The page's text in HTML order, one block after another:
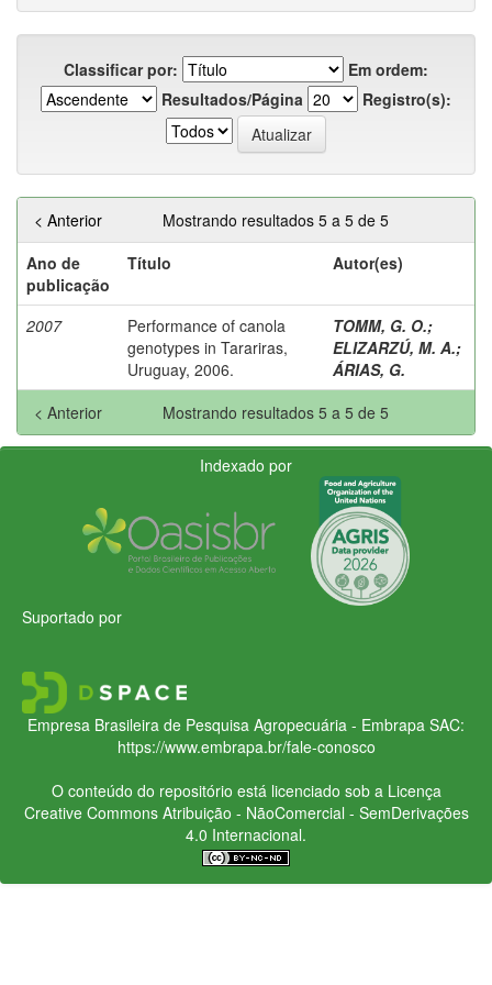
Classificar por:
Em ordem:
Resultados/Página
Registro(s):
Mostrando resultados 5 a 5 de 5
< Anterior
Ano de
publicação
Título Autor(es)
2007
Performance of canola
genotypes in Tarariras,
Uruguay, 2006.
TOMM, G. O.;
ELIZARZÚ, M. A.;
ÁRIAS, G.
Mostrando resultados 5 a 5 de 5
< Anterior
Indexado por
Suportado por
Empresa Brasileira de Pesquisa Agropecuária - Embrapa SAC:
https://www.embrapa.br/fale-conosco
O conteúdo do repositório está licenciado sob a Licença
Creative CommonsAtribuição - NãoComercial - SemDerivações
4.0 Internacional.